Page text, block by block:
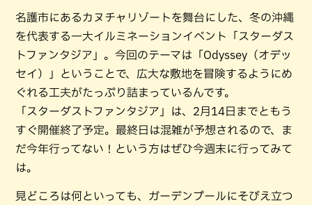
名護市にあるカヌチャリゾートを舞台にした、冬の沖縄
を代表する一大イルミネーションイベント「スターダス
トファンタジア」。今回のテーマは「Odyssey（オデッ
セイ）」ということで、広大な敷地を冒険するようにめ
ぐれる工夫がたっぷり詰まっているんです。
「スターダストファンタジア」は、2月14日までともう
すぐ開催終了予定。最終日は混雑が予想されるので、ま
だ今年行ってない！という方はぜひ今週末に行ってみて
は。
見どころは何といっても、ガーデンプールにそびえ立つ